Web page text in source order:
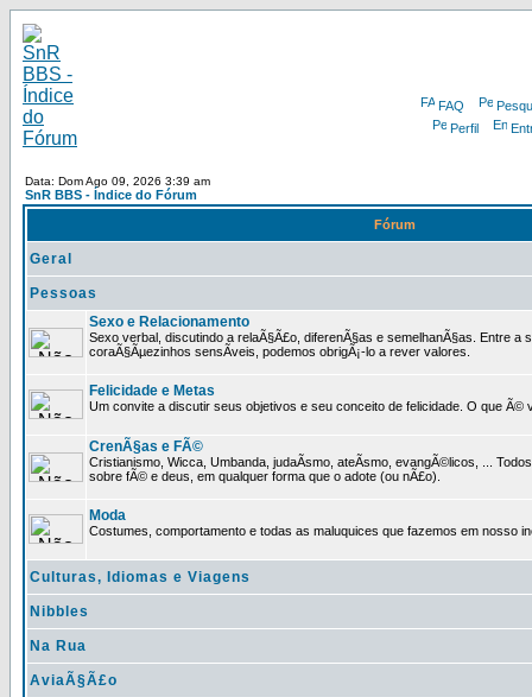
FAQ
Perfil
Data: Dom Ago 09, 2026 3:39 am
SnR BBS - Índice do Fórum
Fórum
Geral
Pessoas
Sexo e Relacionamento
Sexo verbal, discutindo a relaÃ§Ã£o, diferenÃ§as e semelhanÃ§as. Entre a
coraÃ§Ãµezinhos sensÃ­veis, podemos obrigÃ¡-lo a rever valores.
Felicidade e Metas
Um convite a discutir seus objetivos e seu conceito de felicidade. O que Ã©
CrenÃ§as e FÃ©
Cristianismo, Wicca, Umbanda, judaÃ­smo, ateÃ­smo, evangÃ©licos, ...
sobre fÃ© e deus, em qualquer forma que o adote (ou nÃ£o).
Moda
Costumes, comportamento e todas as maluquices que fazemos em nosso
Culturas, Idiomas e Viagens
Nibbles
Na Rua
AviaÃ§Ã£o